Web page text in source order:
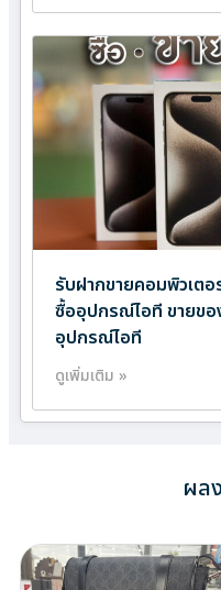
รับฝากขายคอมพิวเต
ซื้ออุปกรณ์ไอที ขายขอ
อุปกรณ์ไอที
ดูเพิ่มเติม »
ผล